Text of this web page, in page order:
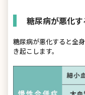
糖尿病が悪化
糖尿病が悪化すると全
き起こします。